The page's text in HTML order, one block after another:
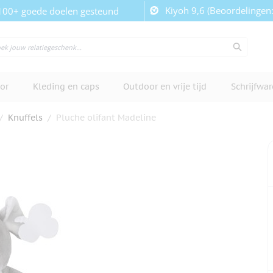
goede doelen gesteund Kiyoh 9,6
Kleding en caps Outdoor en vrije tijd
/ Knuffels / Pluche olifant Madeline
te bekijken